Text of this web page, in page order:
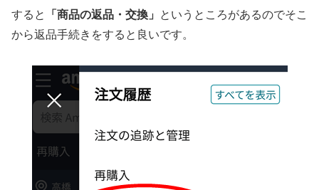
すると 「商品の返品・交換」
というところがあるのでそこ
から返品手続きをすると良いです。